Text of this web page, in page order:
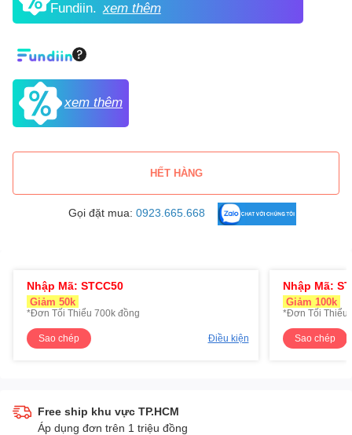
Fundiin. xem thêm
xem thêm
HẾT HÀNG
Gọi đặt mua: 0923.665.668
Nhập Mã: STCC50
Giảm 50k
*Đơn Tối Thiểu 700k đồng
Sao chép Điều kiện
Nhập Mã:
Giảm 100k
*Đơn Tối Thiểu
Sao chép
Free ship khu vực TP.HCM
Áp dụng đơn trên 1 triệu đồng